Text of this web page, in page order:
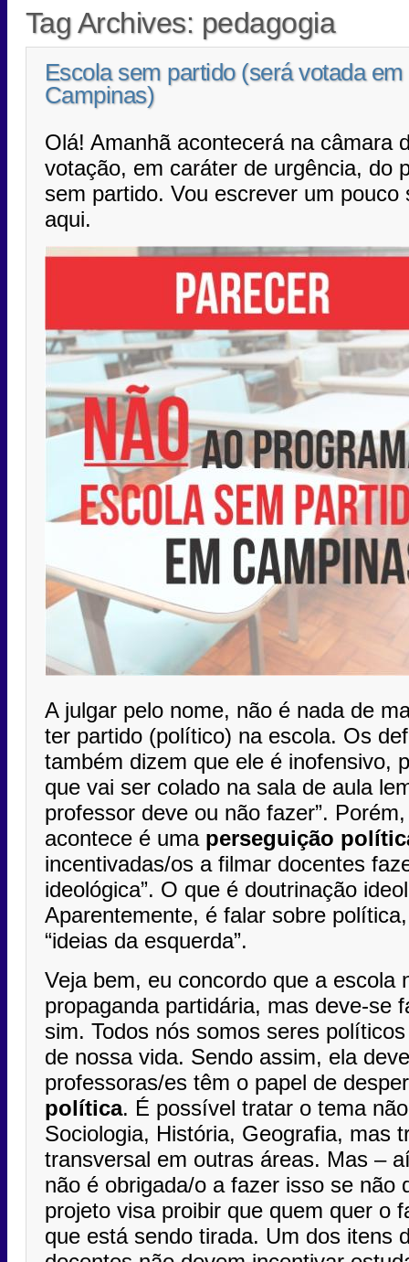
Tag Archives: pedagogia
Escola sem partido (será votada em
Campinas)
Olá! Amanhã acontecerá na câmara
votação, em caráter de urgência, do
sem partido. Vou escrever um pouco
aqui.
A julgar pelo nome, não é nada de
ter partido (político) na escola. Os
também dizem que ele é inofensivo,
que vai ser colado na sala de aula
professor deve ou não fazer”.
acontece é uma perseguição
incentivadas/os a filmar docentes
ideológica”. O que é doutrinação
Aparentemente, é falar sobre
“ideias da esquerda”.
Veja bem, eu concordo que a escola
propaganda partidária, mas deve-se
sim. Todos nós somos seres
de nossa vida. Sendo assim, ela
professoras/es têm o papel de
política. É possível tratar o tema
Sociologia, História, Geografia, mas
transversal em outras áreas. Mas –
não é obrigada/o a fazer isso se não
projeto visa proibir que quem quer o
que está sendo tirada. Um dos itens